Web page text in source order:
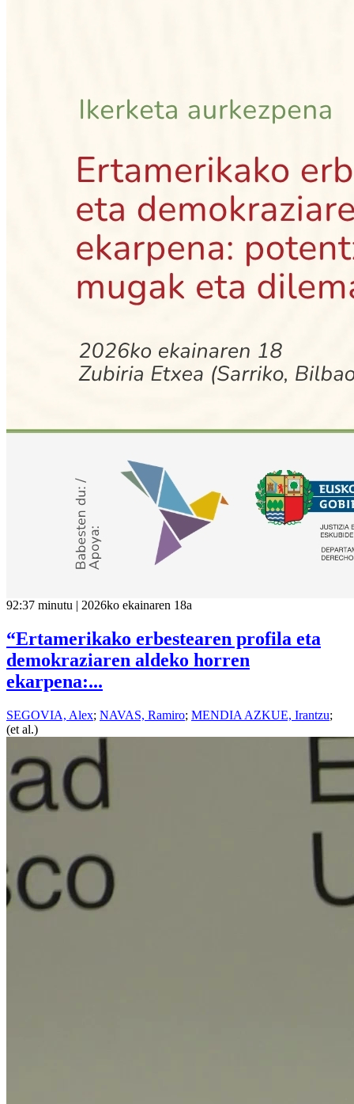
92:37 minutu | 2026ko ekainaren 18a
“Ertamerikako erbestearen profila eta
demokraziaren aldeko horren
ekarpena:...
SEGOVIA, Alex; NAVAS, Ramiro; MENDIA AZKUE, Irantzu;
(et al.)